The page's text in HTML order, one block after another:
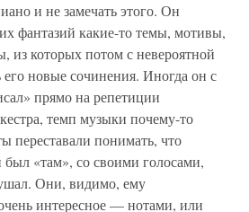
и не замечать этого. Он
фантазий какие-то темы, мотивы,
из которых потом с невероятной
новые сочинения. Иногда он с
прямо на репетиции
темп музыки почему-то
переставали понимать, что
«там», со своими голосами,
Они, видимо, ему
интересное — нотами, или